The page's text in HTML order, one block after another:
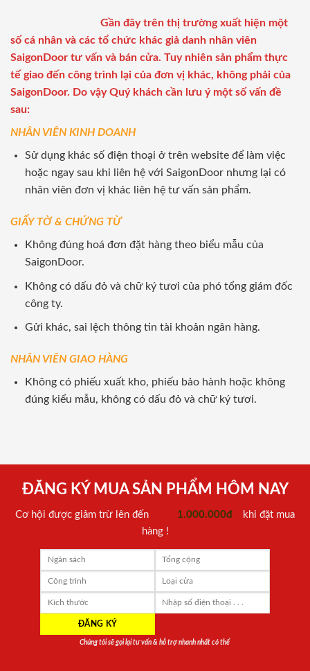
Gần đây trên thị trường xuất hiện một
số cá nhân và các tổ chức khác giả danh nhân viên
SaigonDoor tư vấn và bán cửa. Tuy nhiên sản phẩm thực
tế giao đến công trình lại của đơn vị khác, không phải của
SaigonDoor. Do vậy Quý khách cần lưu ý một số vấn đề
sau:
NHÂN VIÊN KINH DOANH
Sử dụng khác số điện thoại ở trên website để làm việc
hoặc ngay sau khi liên hệ với SaigonDoor nhưng lại có
nhân viên đơn vị khác liên hệ tư vấn sản phẩm.
GIẤY TỜ & CHỨNG TỪ
Không đúng hoá đơn đặt hàng theo biểu mẫu của
SaigonDoor.
Không có dấu đỏ và chữ ký tươi của phó tổng giám đốc
công ty.
Gửi khác, sai lệch thông tin tài khoản ngân hàng.
NHÂN VIÊN GIAO HÀNG
Không có phiếu xuất kho, phiếu bảo hành hoặc không
đúng kiểu mẫu, không có dấu đỏ và chữ ký tươi.
ĐĂNG KÝ MUA SẢN PHẨM HÔM NAY
Cơ hội được giảm trừ lên đến 1.000.000đ
khi đặt mua
hàng !
Chúng tôi sẽ gọi lại tư vấn & hỗ trợ nhanh nhất có thể